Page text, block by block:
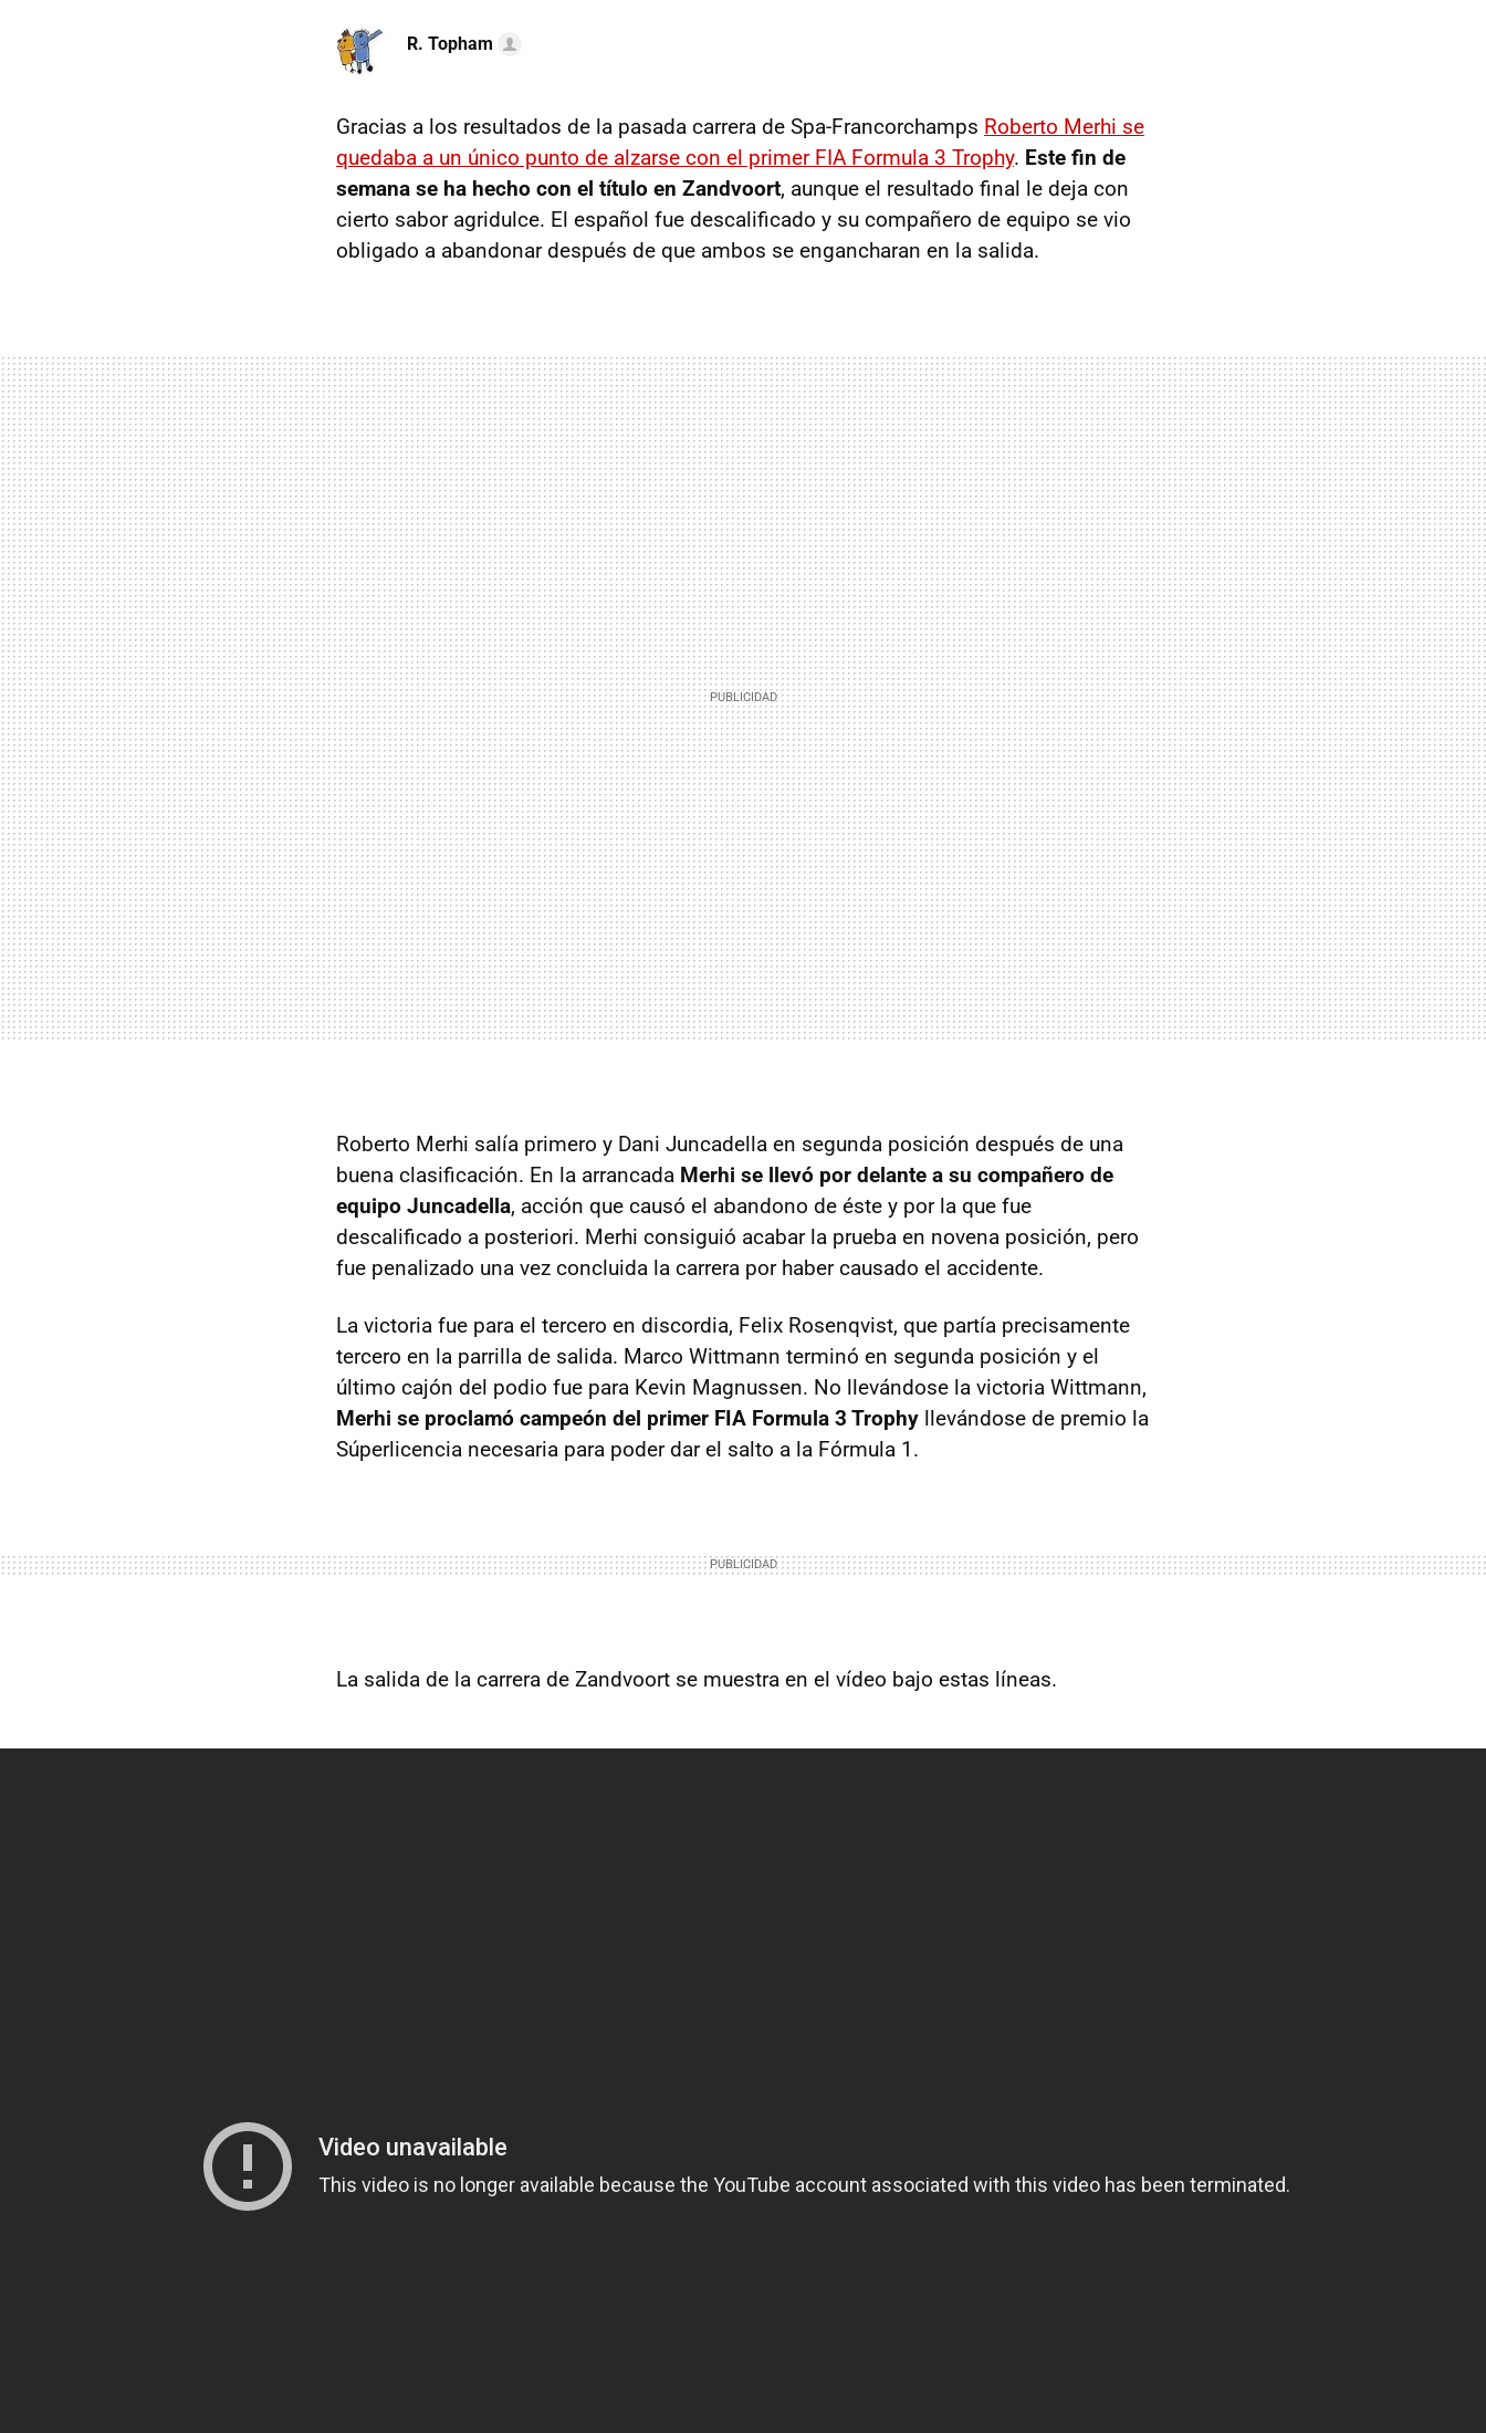
R. Topham
Gracias a los resultados de la pasada carrera de Spa-Francorchamps Roberto Merhi se
quedaba a un único punto de alzarse con el primer FIA Formula 3 Trophy. Este fin de
semana se ha hecho con el título en Zandvoort, aunque el resultado final le deja con
cierto sabor agridulce. El español fue descalificado y su compañero de equipo se vio
obligado a abandonar después de que ambos se engancharan en la salida.
Roberto Merhi salía primero y Dani Juncadella en segunda posición después de una
buena clasificación. En la arrancada Merhi se llevó por delante a su compañero de
equipo Juncadella, acción que causó el abandono de éste y por la que fue
descalificado a posteriori. Merhi consiguió acabar la prueba en novena posición, pero
fue penalizado una vez concluida la carrera por haber causado el accidente.
La victoria fue para el tercero en discordia, Felix Rosenqvist, que partía precisamente
tercero en la parrilla de salida. Marco Wittmann terminó en segunda posición y el
último cajón del podio fue para Kevin Magnussen. No llevándose la victoria Wittmann,
Merhi se proclamó campeón del primer FIA Formula 3 Trophy llevándose de premio la
Súperlicencia necesaria para poder dar el salto a la Fórmula 1.
La salida de la carrera de Zandvoort se muestra en el vídeo bajo estas líneas.